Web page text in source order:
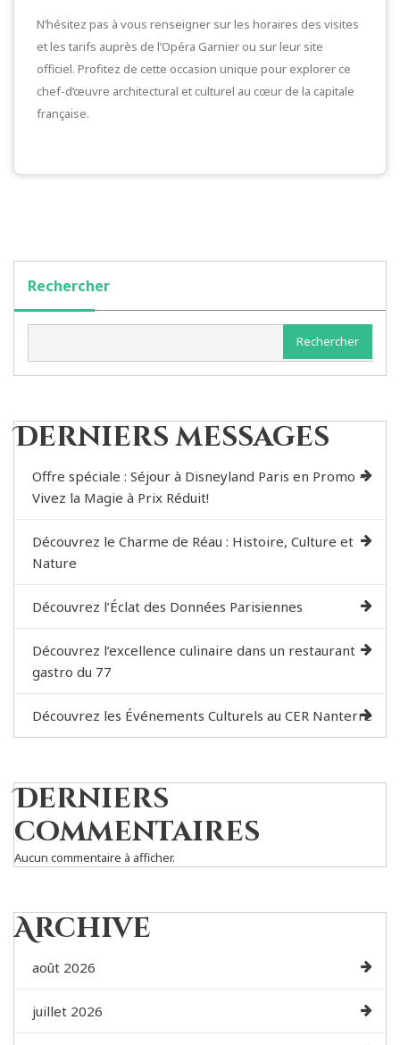
N’hésitez pas à vous renseigner sur les horaires des visites
et les tarifs auprès de l’Opéra Garnier ou sur leur site
officiel. Profitez de cette occasion unique pour explorer ce
chef-d’œuvre architectural et culturel au cœur de la capitale
française.
Rechercher
Rechercher
Derniers messages
Offre spéciale : Séjour à Disneyland Paris en Promo –
Vivez la Magie à Prix Réduit!
Découvrez le Charme de Réau : Histoire, Culture et
Nature
Découvrez l’Éclat des Données Parisiennes
Découvrez l’excellence culinaire dans un restaurant
gastro du 77
Découvrez les Événements Culturels au CER Nanterre
Derniers
commentaires
Aucun commentaire à afficher.
Archive
août 2026
juillet 2026